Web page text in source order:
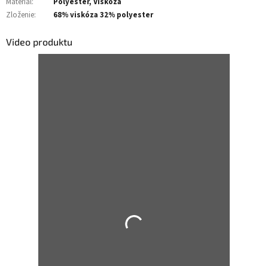
Zloženie: 68% viskóza 32% polyester
Video produktu